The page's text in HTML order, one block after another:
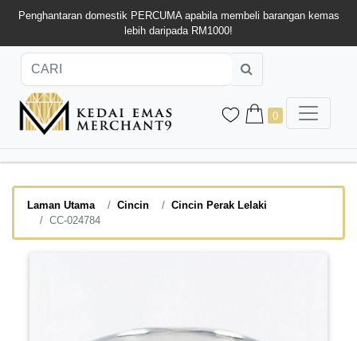
Penghantaran domestik PERCUMA apabila membeli barangan kemas
lebih daripada RM1000!
0
Laman Utama Cincin
Cincin Perak Lelaki
CC-024784